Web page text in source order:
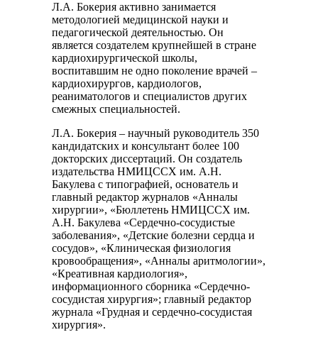
Л.А. Бокерия активно занимается
методологией медицинской науки и
педагогической деятельностью. Он
является создателем крупнейшей в стране
кардиохирургической школы,
воспитавшим не одно поколение врачей –
кардиохирургов, кардиологов,
реаниматологов и специалистов других
смежных специальностей.
Л.А. Бокерия – научный руководитель 350
кандидатских и консультант более 100
докторских диссертаций. Он создатель
издательства НМИЦССХ им. А.Н.
Бакулева с типографией, основатель и
главный редактор журналов «Анналы
хирургии», «Бюллетень НМИЦССХ им.
А.Н. Бакулева «Сердечно-сосудистые
заболевания», «Детские болезни сердца и
сосудов», «Клиническая физиология
кровообращения», «Анналы аритмологии»,
«Креативная кардиология»,
информационного сборника «Сердечно-
сосудистая хирургия»; главный редактор
журнала «Грудная и сердечно-сосудистая
хирургия».